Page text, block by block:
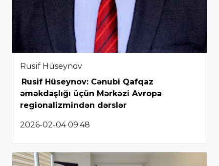
Rusif Hüseynov
Rusif Hüseynov: Cənubi Qafqaz
əməkdaşlığı üçün Mərkəzi Avropa
regionalizmindən dərslər
2026-02-04 09:48